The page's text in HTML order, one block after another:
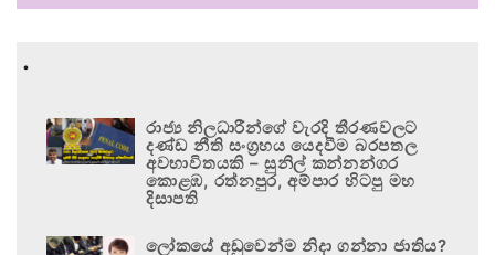
.
රාජ්‍ය නිලධාරීන්ගේ වැරදි තීරණවලට
දණ්ඩ නීති සංග්‍රහය යෙදවීම බරපතල
අවභාවිතයකි – සුනිල් කන්නන්ගර
කොළඹ, රත්නපුර, අම්පාර හිටපු මහ
දිසාපති
ලෝකයේ අඩුවෙන්ම නිදා ගන්නා ජාතිය?